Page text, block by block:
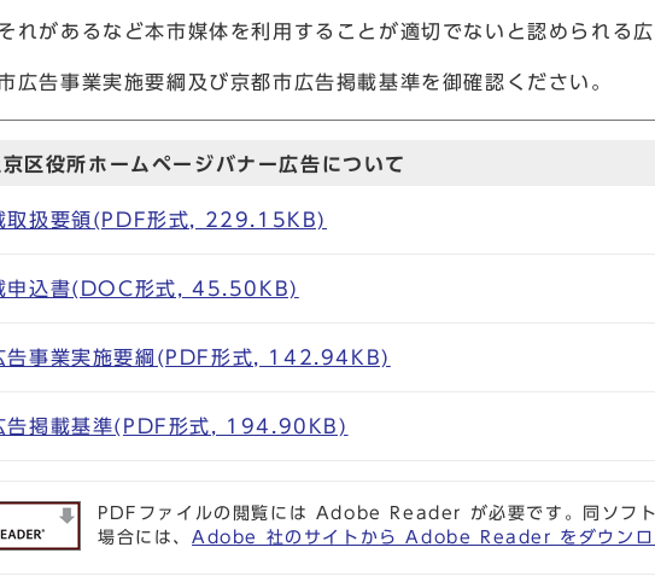
れがあるなど本市媒体を利用することが適切でないと認められる
広告事業実施要綱及び京都市広告掲載基準を御確認ください。
区役所ホームページバナー広告について
取扱要領(PDF形式, 229.15KB)
申込書(DOC形式, 45.50KB)
告事業実施要綱(PDF形式, 142.94KB)
告掲載基準(PDF形式, 194.90KB)
PDFファイルの閲覧には Adobe Reader が必要です。同ソフ
場合には、 Adobe 社のサイトから Adobe Reader をダウンロ